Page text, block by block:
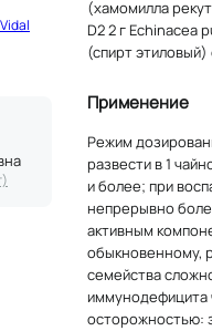
(хамомилла
D2 2 г Echinacea
(спирт
Применение
Режим
развести в 1
и более; при
непрерывно
активным
обыкновенному,
семейства
иммунодефицита
осторожностью: